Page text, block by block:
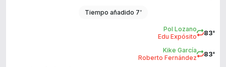
Tiempo añadido 7'
83'
Pol Lozano
Edu Expósito
83'
Kike García
Roberto Fernández